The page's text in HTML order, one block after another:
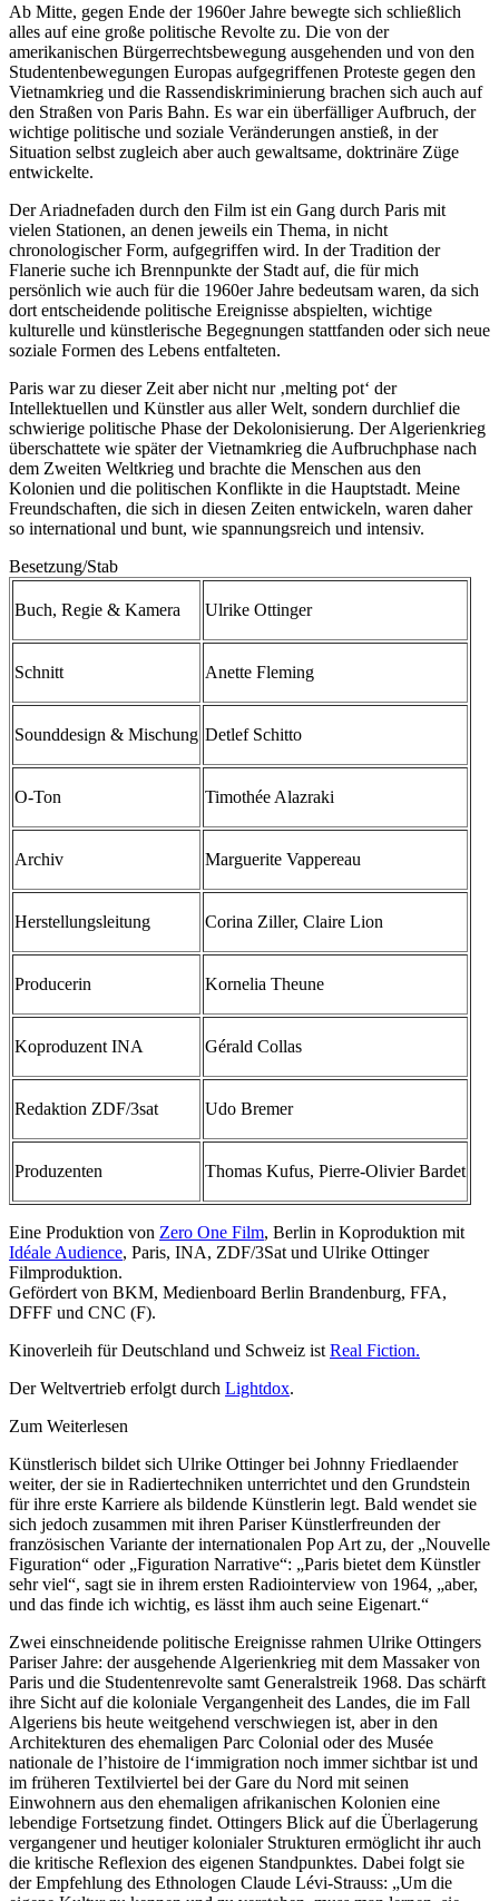
Ab Mitte, gegen Ende der 1960er Jahre bewegte sich schließlich
alles auf eine große politische Revolte zu. Die von der
amerikanischen Bürgerrechtsbewegung ausgehenden und von den
Studentenbewegungen Europas aufgegriffenen Proteste gegen den
Vietnamkrieg und die Rassendiskriminierung brachen sich auch auf
den Straßen von Paris Bahn. Es war ein überfälliger Aufbruch, der
wichtige politische und soziale Veränderungen anstieß, in der
Situation selbst zugleich aber auch gewaltsame, doktrinäre Züge
entwickelte.
Der Ariadnefaden durch den Film ist ein Gang durch Paris mit
vielen Stationen, an denen jeweils ein Thema, in nicht
chronologischer Form, aufgegriffen wird. In der Tradition der
Flanerie suche ich Brennpunkte der Stadt auf, die für mich
persönlich wie auch für die 1960er Jahre bedeutsam waren, da sich
dort entscheidende politische Ereignisse abspielten, wichtige
kulturelle und künstlerische Begegnungen stattfanden oder sich neue
soziale Formen des Lebens entfalteten.
Paris war zu dieser Zeit aber nicht nur ‚melting pot‘ der
Intellektuellen und Künstler aus aller Welt, sondern durchlief die
schwierige politische Phase der Dekolonisierung. Der Algerienkrieg
überschattete wie später der Vietnamkrieg die Aufbruchphase nach
dem Zweiten Weltkrieg und brachte die Menschen aus den
Kolonien und die politischen Konflikte in die Hauptstadt. Meine
Freundschaften, die sich in diesen Zeiten entwickeln, waren daher
so international und bunt, wie spannungsreich und intensiv.
Besetzung/Stab
Buch, Regie & Kamera Ulrike Ottinger
Schnitt Anette Fleming
Sounddesign & Mischung Detlef Schitto
O-Ton Timothée Alazraki
Archiv Marguerite Vappereau
Herstellungsleitung Corina Ziller, Claire Lion
Producerin Kornelia Theune
Koproduzent INA Gérald Collas
Redaktion ZDF/3sat Udo Bremer
Produzenten Thomas Kufus, Pierre-Olivier Bardet
Eine Produktion von Zero One Film, Berlin in Koproduktion mit
Idéale Audience, Paris, INA, ZDF/3Sat und Ulrike Ottinger
Filmproduktion.
Gefördert von BKM, Medienboard Berlin Brandenburg, FFA,
DFFF und CNC (F).
Kinoverleih für Deutschland und Schweiz ist Real Fiction.
Der Weltvertrieb erfolgt durch Lightdox.
Zum Weiterlesen
Künstlerisch bildet sich Ulrike Ottinger bei Johnny Friedlaender
weiter, der sie in Radiertechniken unterrichtet und den Grundstein
für ihre erste Karriere als bildende Künstlerin legt. Bald wendet sie
sich jedoch zusammen mit ihren Pariser Künstlerfreunden der
französischen Variante der internationalen Pop Art zu, der „Nouvelle
Figuration“ oder „Figuration Narrative“: „Paris bietet dem Künstler
sehr viel“, sagt sie in ihrem ersten Radiointerview von 1964, „aber,
und das finde ich wichtig, es lässt ihm auch seine Eigenart.“
Zwei einschneidende politische Ereignisse rahmen Ulrike Ottingers
Pariser Jahre: der ausgehende Algerienkrieg mit dem Massaker von
Paris und die Studentenrevolte samt Generalstreik 1968. Das schärft
ihre Sicht auf die koloniale Vergangenheit des Landes, die im Fall
Algeriens bis heute weitgehend verschwiegen ist, aber in den
Architekturen des ehemaligen Parc Colonial oder des Musée
nationale de l’histoire de l‘immigration noch immer sichtbar ist und
im früheren Textilviertel bei der Gare du Nord mit seinen
Einwohnern aus den ehemaligen afrikanischen Kolonien eine
lebendige Fortsetzung findet. Ottingers Blick auf die Überlagerung
vergangener und heutiger kolonialer Strukturen ermöglicht ihr auch
die kritische Reflexion des eigenen Standpunktes. Dabei folgt sie
der Empfehlung des Ethnologen Claude Lévi-Strauss: „Um die